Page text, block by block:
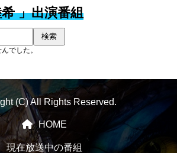
」出演番組
検索
でした。
(C) All Rights Reserved.
HOME
現在放送中の番組